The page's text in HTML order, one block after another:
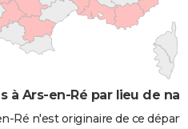
à Ars-en-Ré par lieu de
Ré n'est originaire de ce